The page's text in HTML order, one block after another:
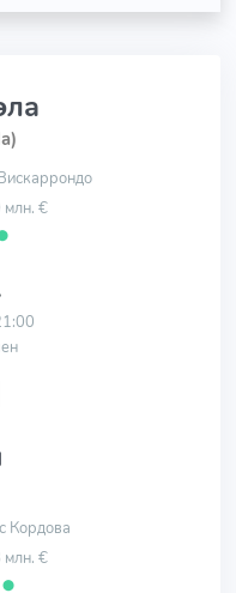
млн. €
Кордова
млн. €
⬤